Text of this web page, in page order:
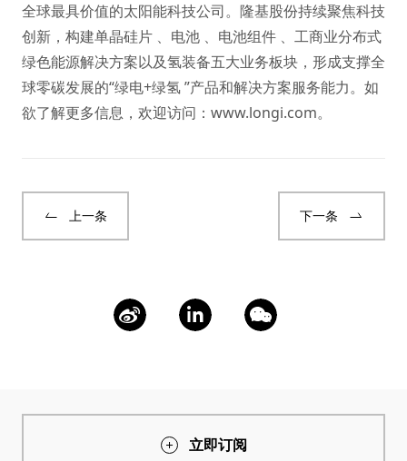
全球最具价值的太阳能科技公司。隆基股份持续聚焦科技
创新，构建单晶硅片 、电池 、电池组件 、工商业分布式
绿色能源解决方案以及氢装备五大业务板块，形成支撑全
球零碳发展的“绿电+绿氢 ”产品和解决方案服务能力。如
欲了解更多信息，欢迎访问： www.longi.com。
上一条 下一条
立即订阅